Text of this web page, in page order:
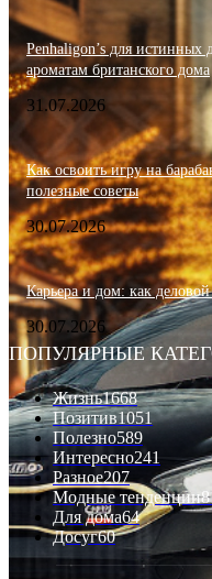
Penhaligon’s для
ароматам британского дома
31.07.2026
Как освоить игру на
полезные советы
30.07.2026
Карьера и дом: как
30.07.2026
ПОПУЛЯРНЫЕ
Жизнь1668
Позитив1051
Полезно589
Интересно241
Разное207
Модные тенденции
Для дома64
Досуг60